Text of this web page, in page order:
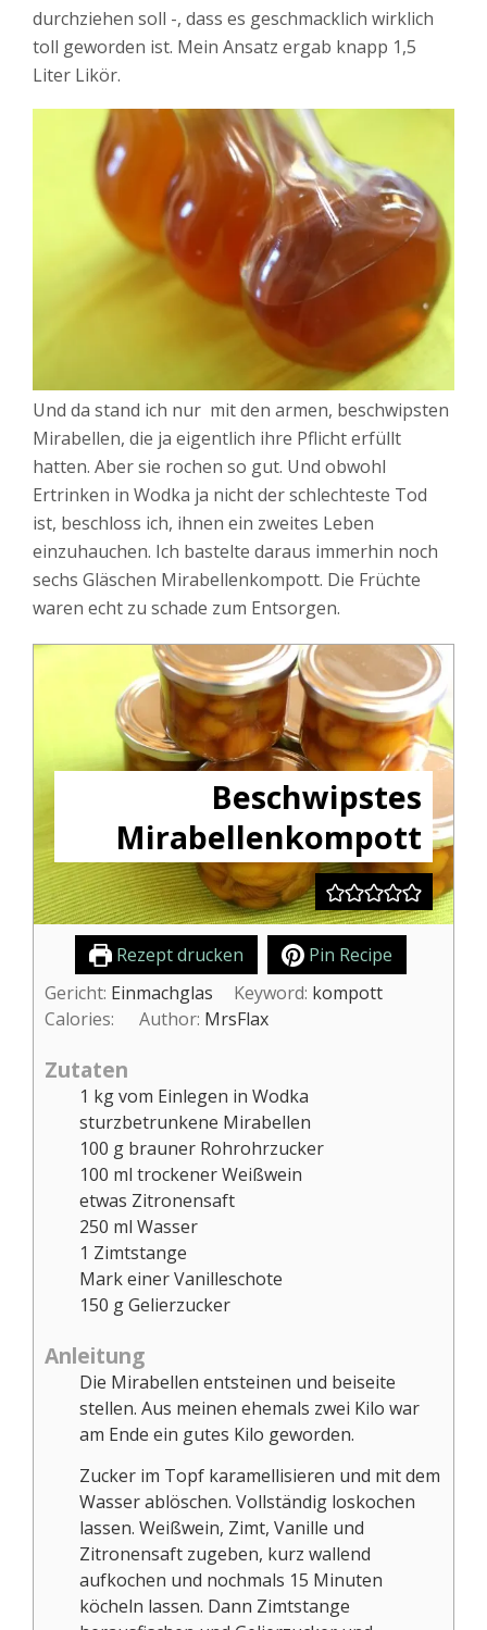
durchziehen soll -, dass es geschmacklich wirklich
toll geworden ist. Mein Ansatz ergab knapp 1,5
Liter Likör.
Und da stand ich nur mit den armen, beschwipsten
Mirabellen, die ja eigentlich ihre Pflicht erfüllt
hatten. Aber sie rochen so gut. Und obwohl
Ertrinken in Wodka ja nicht der schlechteste Tod
ist, beschloss ich, ihnen ein zweites Leben
einzuhauchen. Ich bastelte daraus immerhin noch
sechs Gläschen Mirabellenkompott. Die Früchte
waren echt zu schade zum Entsorgen.
Beschwipstes
Mirabellenkompott
Rezept drucken
Pin Recipe
Gericht: Einmachglas Keyword: kompott
Calories:
Author: MrsFlax
Zutaten
1 kgvom Einlegen in Wodka
sturzbetrunkene Mirabellen
100 g brauner Rohrohrzucker
100 ml trockener Weißwein
etwas Zitronensaft
250 ml Wasser
1 Zimtstange
Mark einer Vanilleschote
150 gGelierzucker
Anleitung
Die Mirabellen entsteinen und beiseite
stellen. Aus meinen ehemals zwei Kilo war
am Ende ein gutes Kilo geworden.
Zucker im Topf karamellisieren und mit dem
Wasser ablöschen. Vollständig loskochen
lassen. Weißwein, Zimt, Vanille und
Zitronensaft zugeben, kurz wallend
aufkochen und nochmals 15 Minuten
köcheln lassen. Dann Zimtstange